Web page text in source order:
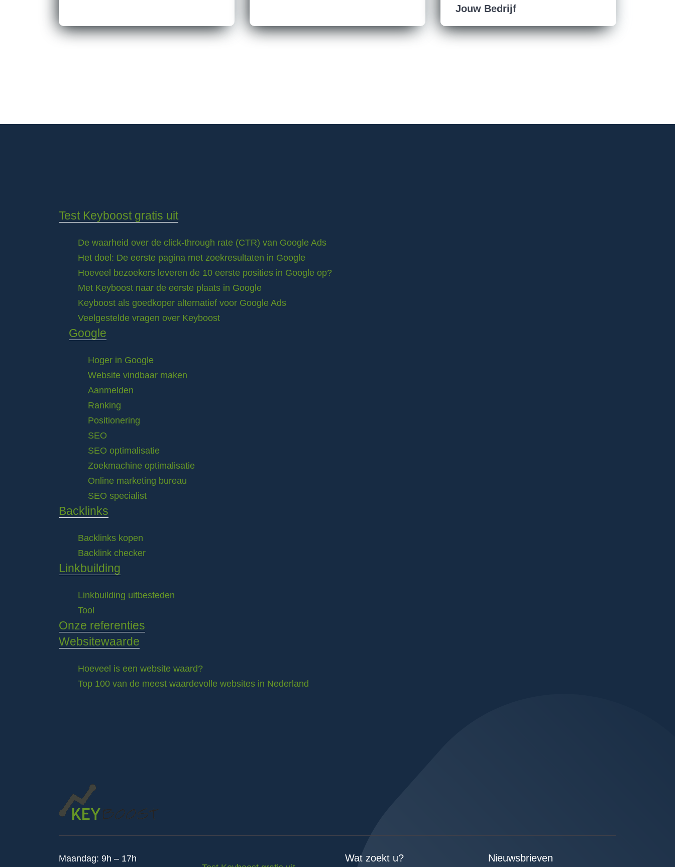
Jouw Bedrijf
Test Keyboost gratis uit
De waarheid over de click-through rate (CTR) van Google Ads
Het doel: De eerste pagina met zoekresultaten in Google
Hoeveel bezoekers leveren de 10 eerste posities in Google op?
Met Keyboost naar de eerste plaats in Google
Keyboost als goedkoper alternatief voor Google Ads
Veelgestelde vragen over Keyboost
Google
Hoger in Google
Website vindbaar maken
Aanmelden
Ranking
Positionering
SEO
SEO optimalisatie
Zoekmachine optimalisatie
Online marketing bureau
SEO specialist
Backlinks
Backlinks kopen
Backlink checker
Linkbuilding
Linkbuilding uitbesteden
Tool
Onze referenties
Websitewaarde
Hoeveel is een website waard?
Top 100 van de meest waardevolle websites in Nederland
Maandag: 9h – 17h
Wat zoekt u? Nieuwsbrieven